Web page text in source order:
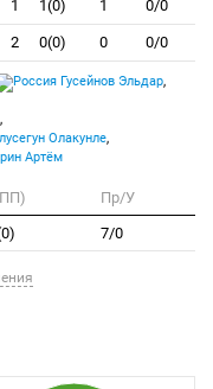
1 1(0) 1 0/0
2 0(0) 0 0/0
Гусейнов Эльдар,
,
Олакунле,
Артём
Пр/У
7/0